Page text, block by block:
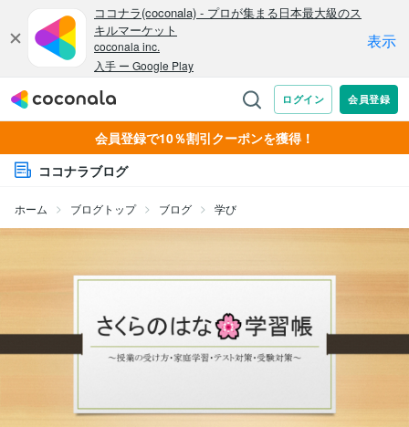
会員登録で10％割引クーポンを獲得！
ココナラブログ
ホーム ブログトップ ブログ 学び